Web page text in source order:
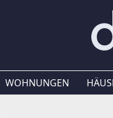
WOHNUNGEN